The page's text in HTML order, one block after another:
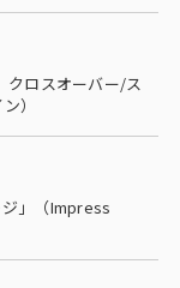
ロスオーバー/ス
）
」（Impress